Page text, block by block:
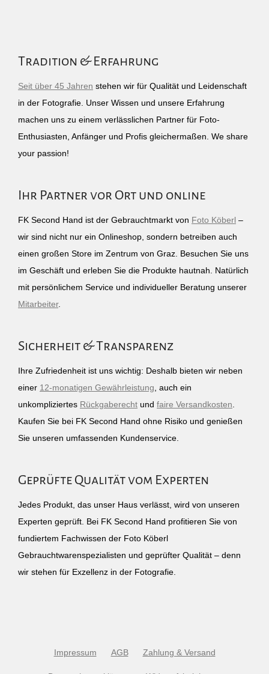
Tradition & Erfahrung
Seit über 45 Jahren stehen wir für Qualität und Leidenschaft
in der Fotografie. Unser Wissen und unsere Erfahrung
machen uns zu einem verlässlichen Partner für Foto-
Enthusiasten, Anfänger und Profis gleichermaßen. We share
your passion!
Ihr Partner vor Ort und online
FK Second Hand ist der Gebrauchtmarkt von Foto Köberl –
wir sind nicht nur ein Onlineshop, sondern betreiben auch
einen großen Store im Zentrum von Graz. Besuchen Sie uns
im Geschäft und erleben Sie die Produkte hautnah. Natürlich
mit persönlichem Service und individueller Beratung unserer
Mitarbeiter.
Sicherheit & Transparenz
Ihre Zufriedenheit ist uns wichtig: Deshalb bieten wir neben
einer 12-monatigen Gewährleistung , auch ein
unkompliziertes Rückgaberecht und faire Versandkosten
Kaufen Sie bei FK Second Hand ohne Risiko und genießen
Sie unseren umfassenden Kundenservice.
Geprüfte Qualität vom Experten
Jedes Produkt, das unser Haus verlässt, wird von unseren
Experten geprüft. Bei FK Second Hand profitieren Sie von
fundiertem Fachwissen der Foto Köberl
Gebrauchtwarenspezialisten und geprüfter Qualität – denn
wir stehen für Exzellenz in der Fotografie.
Impressum AGB Zahlung & Versand